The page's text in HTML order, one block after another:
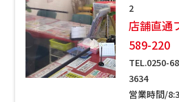
2
店舗直通
589-220
TEL.0250-
3634
営業時間/